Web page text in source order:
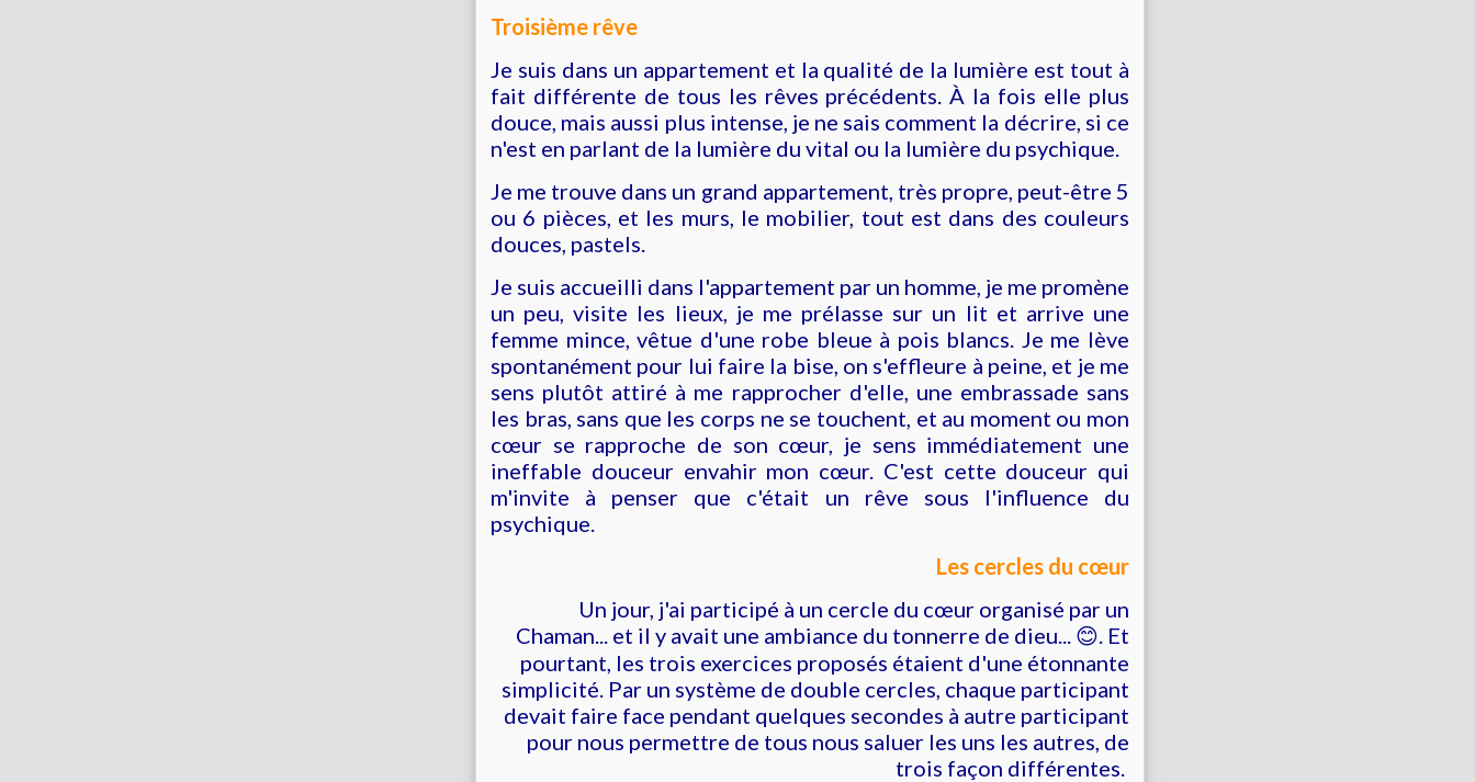
Troisième rêve
Je suis dans un appartement et la qualité de la lumière est tout à
fait différente de tous les rêves précédents. À la fois elle plus
douce, mais aussi plus intense, je ne sais comment la décrire, si ce
n'est en parlant de la lumière du vital ou la lumière du psychique.
Je me trouve dans un grand appartement, très propre, peut-être 5
ou 6 pièces, et les murs, le mobilier, tout est dans des couleurs
douces, pastels.
Je suis accueilli dans l'appartement par un homme, je me promène
un peu, visite les lieux, je me prélasse sur un lit et arrive une
femme mince, vêtue d'une robe bleue à pois blancs. Je me lève
spontanément pour lui faire la bise, on s'effleure à peine, et je me
sens plutôt attiré à me rapprocher d'elle, une embrassade sans
les bras, sans que les corps ne se touchent, et au moment ou mon
cœur se rapproche de son cœur, je sens immédiatement une
ineffable douceur envahir mon cœur. C'est cette douceur qui
m'invite à penser que c'était un rêve sous l'influence du
psychique.
Les cercles du cœur
Un jour, j'ai participé à un cercle du cœur organisé par un
Chaman... et il y avait une ambiance du tonnerre de dieu... 😊. Et
pourtant, les trois exercices proposés étaient d'une étonnante
simplicité. Par un système de double cercles, chaque participant
devait faire face pendant quelques secondes à autre participant
pour nous permettre de tous nous saluer les uns les autres, de
trois façon différentes.